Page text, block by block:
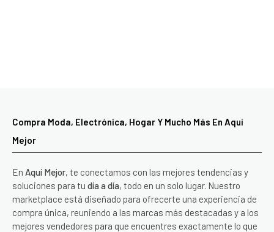
Compra Moda, Electrónica, Hogar Y Mucho Más En Aquí
Mejor
En Aquí Mejor, te conectamos con las mejores tendencias y
soluciones para tu día a día, todo en un solo lugar. Nuestro
marketplace está diseñado para ofrecerte una experiencia de
compra única, reuniendo a las marcas más destacadas y a los
mejores vendedores para que encuentres exactamente lo que